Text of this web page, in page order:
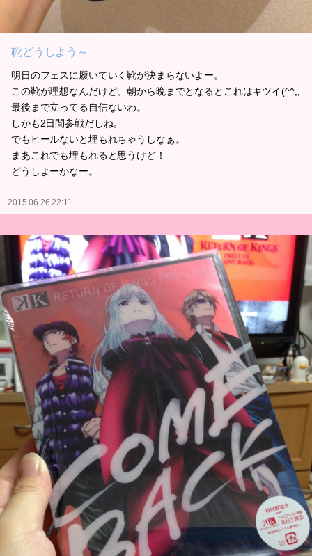
靴どうしよう～
明日のフェスに履いていく靴が決まらないよー。
この靴が理想なんだけど、朝から晩までとなるとこれはキツイ(^^;;
最後まで立ってる自信ないわ。
しかも2日間参戦だしね。
でもヒールないと埋もれちゃうしなぁ。
まあこれでも埋もれると思うけど！
どうしよーかなー。
2015.06.26 22:11